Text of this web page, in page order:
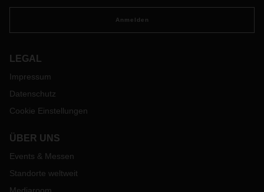
Anmelden
LEGAL
Impressum
Datenschutz
Cookie Einstellungen
ÜBER UNS
Events & Messen
Standorte weltweit